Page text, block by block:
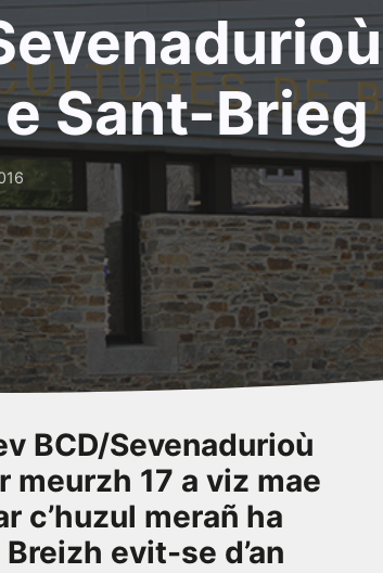
Sant-Brieg
BCD/Sevenadurioù
meurzh 17 a viz mae
c’huzul merañ ha
evit-se d’an